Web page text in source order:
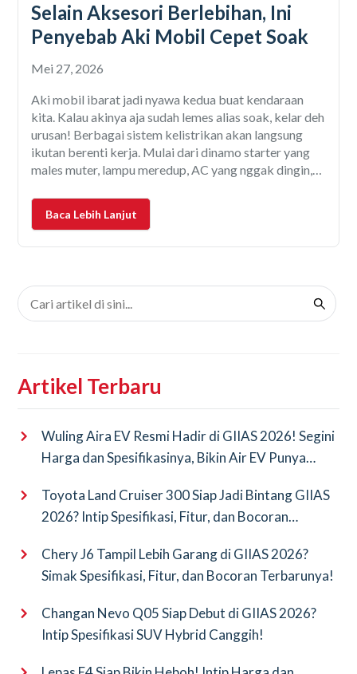
Selain Aksesori Berlebihan, Ini
Penyebab Aki Mobil Cepet Soak
Mei 27, 2026
Aki mobil ibarat jadi nyawa kedua buat kendaraan
kita. Kalau akinya aja sudah lemes alias soak, kelar deh
urusan! Berbagai sistem kelistrikan akan langsung
ikutan berenti kerja. Mulai dari dinamo starter yang
males muter, lampu meredup, AC yang nggak dingin,
elektronik yang mulai sensitif langsung pada error.
Pokoknya semuanya butuh
Baca Lebih Lanjut
Artikel Terbaru
Wuling Aira EV Resmi Hadir di GIIAS 2026! Segini
Harga dan Spesifikasinya, Bikin Air EV Punya
Toyota Land Cruiser 300 Siap Jadi Bintang GIIAS
2026? Intip Spesifikasi, Fitur, dan Bocoran
Chery J6 Tampil Lebih Garang di GIIAS 2026?
Simak Spesifikasi, Fitur, dan Bocoran Terbarunya!
Changan Nevo Q05 Siap Debut di GIIAS 2026?
Intip Spesifikasi SUV Hybrid Canggih!